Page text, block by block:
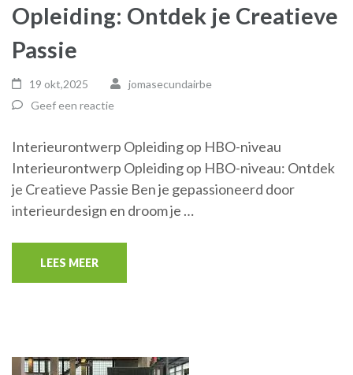
Opleiding: Ontdek je Creatieve
Passie
19 okt,2025
jomasecundairbe
Geef een reactie
Interieurontwerp Opleiding op HBO-niveau
Interieurontwerp Opleiding op HBO-niveau: Ontdek
je Creatieve Passie Ben je gepassioneerd door
interieurdesign en droom je …
LEES MEER